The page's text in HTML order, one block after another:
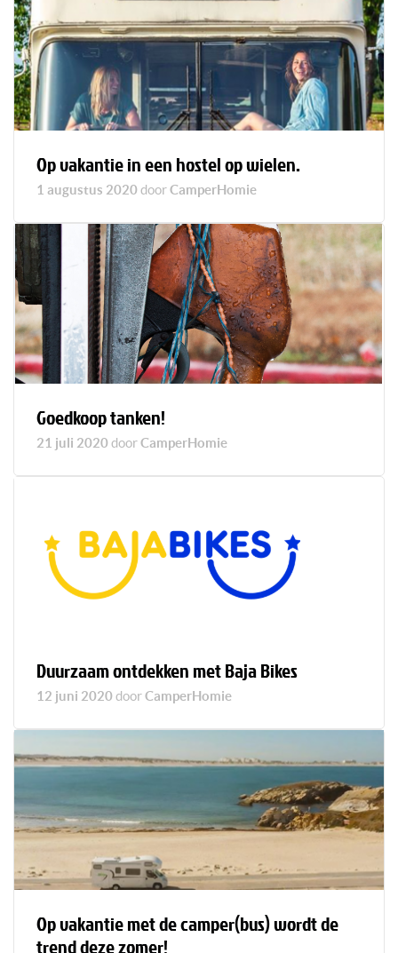
Op vakantie in een hostel op wielen.
1 augustus 2020 doorCamperHomie
Goedkoop tanken!
21 juli 2020 doorCamperHomie
Duurzaam ontdekken met Baja Bikes
12 juni 2020 doorCamperHomie
Op vakantie met de camper(bus) wordt de
trend deze zomer!